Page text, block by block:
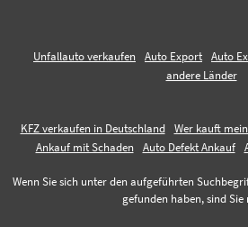
Unfallauto verkaufen Auto Export
Auto
andere Länder
KFZ verkaufen in Deutschland Wer kauft
Ankauf mit Schaden
Auto Defekt Ankauf
Wenn Sie sich unter den aufgeführten
gefunden haben, sind